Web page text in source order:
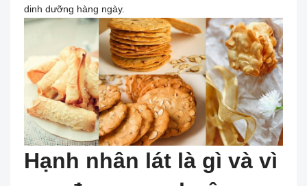
dinh dưỡng hàng ngày.
Hạnh nhân lát là gì và vì